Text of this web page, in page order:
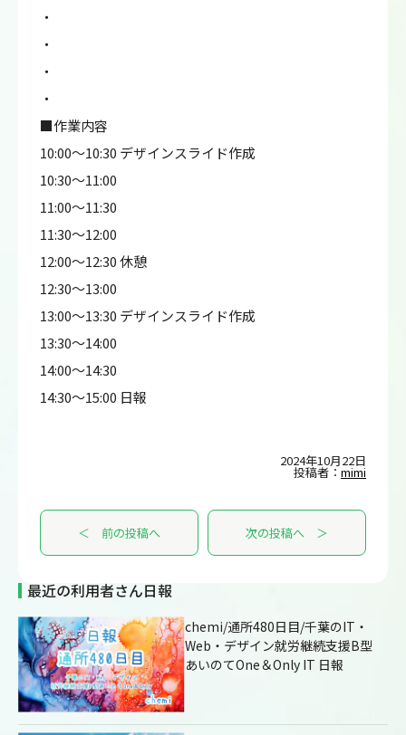
・
・
・
・
■作業内容
10:00～10:30 デザインスライド作成
10:30～11:00
11:00～11:30
11:30～12:00
12:00～12:30 休憩
12:30～13:00
13:00～13:30 デザインスライド作成
13:30～14:00
14:00～14:30
14:30～15:00 日報
2024年10月22日
投稿者：mimi
＜ 前の投稿へ 次の投稿へ ＞
最近の利用者さん日報
chemi/通所480日目/千葉のIT・
Web・デザイン就労継続支援B型
あいのてOne＆Only IT 日報